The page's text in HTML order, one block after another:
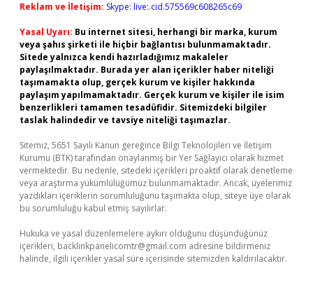
Reklam ve İletişim: Skype: live:.cid.575569c608265c69
Yasal Uyarı: Bu internet sitesi, herhangi bir marka, kurum
veya şahıs şirketi ile hiçbir bağlantısı bulunmamaktadır.
Sitede yalnızca kendi hazırladığımız makaleler
paylaşılmaktadır. Burada yer alan içerikler haber niteliği
taşımamakta olup, gerçek kurum ve kişiler hakkında
paylaşım yapılmamaktadır. Gerçek kurum ve kişiler ile isim
benzerlikleri tamamen tesadüfidir. Sitemizdeki bilgiler
taslak halindedir ve tavsiye niteliği taşımazlar.
Sitemiz, 5651 Sayılı Kanun gereğince Bilgi Teknolojileri ve İletişim
Kurumu (BTK) tarafından onaylanmış bir Yer Sağlayıcı olarak hizmet
vermektedir. Bu nedenle, sitedeki içerikleri proaktif olarak denetleme
veya araştırma yükümlülüğümüz bulunmamaktadır. Ancak, üyelerimiz
yazdıkları içeriklerin sorumluluğunu taşımakta olup, siteye üye olarak
bu sorumluluğu kabul etmiş sayılırlar.
Hukuka ve yasal düzenlemelere aykırı olduğunu düşündüğünüz
içerikleri, backlinkpanelicomtr@gmail.com adresine bildirmeniz
halinde, ilgili içerikler yasal süre içerisinde sitemizden kaldırılacaktır.